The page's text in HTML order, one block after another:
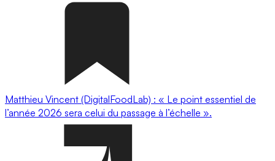
Matthieu Vincent (DigitalFoodLab) : « Le point essentiel de
l’année 2026 sera celui du passage à l’échelle ».